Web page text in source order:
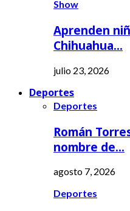
Show
Aprenden
Chihuahua…
julio 23, 2026
Deportes
Deportes
Román
nombre de…
agosto 7, 2026
Deportes